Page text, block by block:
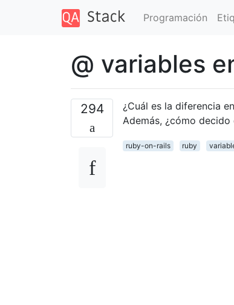
Programación
@ variables
294 ¿Cuál es la diferencia
Además, ¿cómo
ruby-on-rails ruby